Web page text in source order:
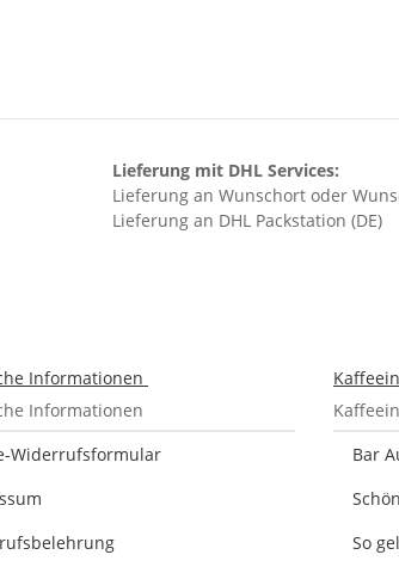
Lieferung mit DHL Services:
Lieferung an Wunschort oder
Lieferung an DHL Packstation (DE)
Informationen
Informationen
Widerrufsformular
Bar
So